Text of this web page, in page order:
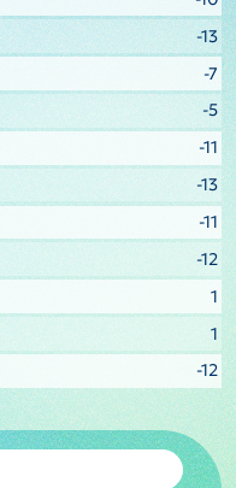
-13
-7
-5
-11
-13
-11
-12
1
1
-12